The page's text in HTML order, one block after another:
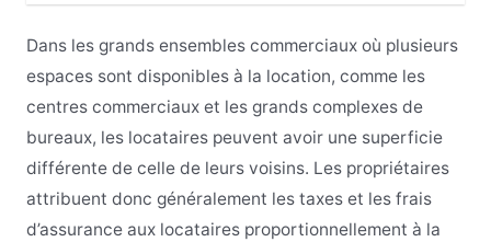
Dans les grands ensembles commerciaux où plusieurs
espaces sont disponibles à la location, comme les
centres commerciaux et les grands complexes de
bureaux, les locataires peuvent avoir une superficie
différente de celle de leurs voisins. Les propriétaires
attribuent donc généralement les taxes et les frais
d’assurance aux locataires proportionnellement à la